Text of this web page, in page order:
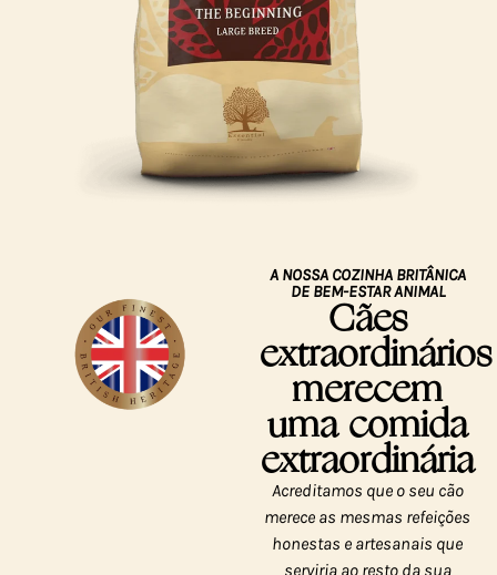
A NOSSA COZINHA BRITÂNICA
DE BEM-ESTAR ANIMAL
Cães
extraordinários
merecem
uma comida
extraordinária
Acreditamos que o seu cão
merece as mesmas refeições
honestas e artesanais que
serviria ao resto da sua